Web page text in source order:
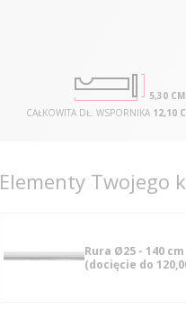
5,30 CM
CAŁKOWITA DŁ. WSPORNIKA 12,10
Elementy Twojego
Rura Ø25 - 140 cm
(docięcie do